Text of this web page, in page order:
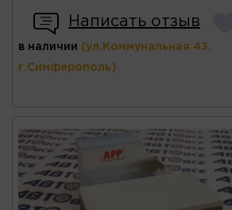
Написать отзыв
в наличии (ул.Коммунальная 43,
г.Симферополь)